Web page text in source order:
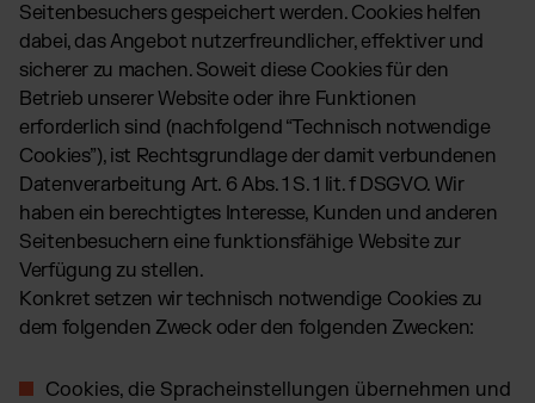
Seitenbesuchers gespeichert werden. Cookies helfen
dabei, das Angebot nutzerfreundlicher, effektiver und
sicherer zu machen. Soweit diese Cookies für den
Betrieb unserer Website oder ihre Funktionen
erforderlich sind (nachfolgend “Technisch notwendige
Cookies”), ist Rechtsgrundlage der damit verbundenen
Datenverarbeitung Art. 6 Abs. 1 S. 1 lit. f DSGVO. Wir
haben ein berechtigtes Interesse, Kunden und anderen
Seitenbesuchern eine funktionsfähige Website zur
Verfügung zu stellen.
Konkret setzen wir technisch notwendige Cookies zu
dem folgenden Zweck oder den folgenden Zwecken:
Cookies, die Spracheinstellungen übernehmen und